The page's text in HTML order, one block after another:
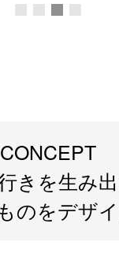
CONCEPT
きを生み出
のをデザ